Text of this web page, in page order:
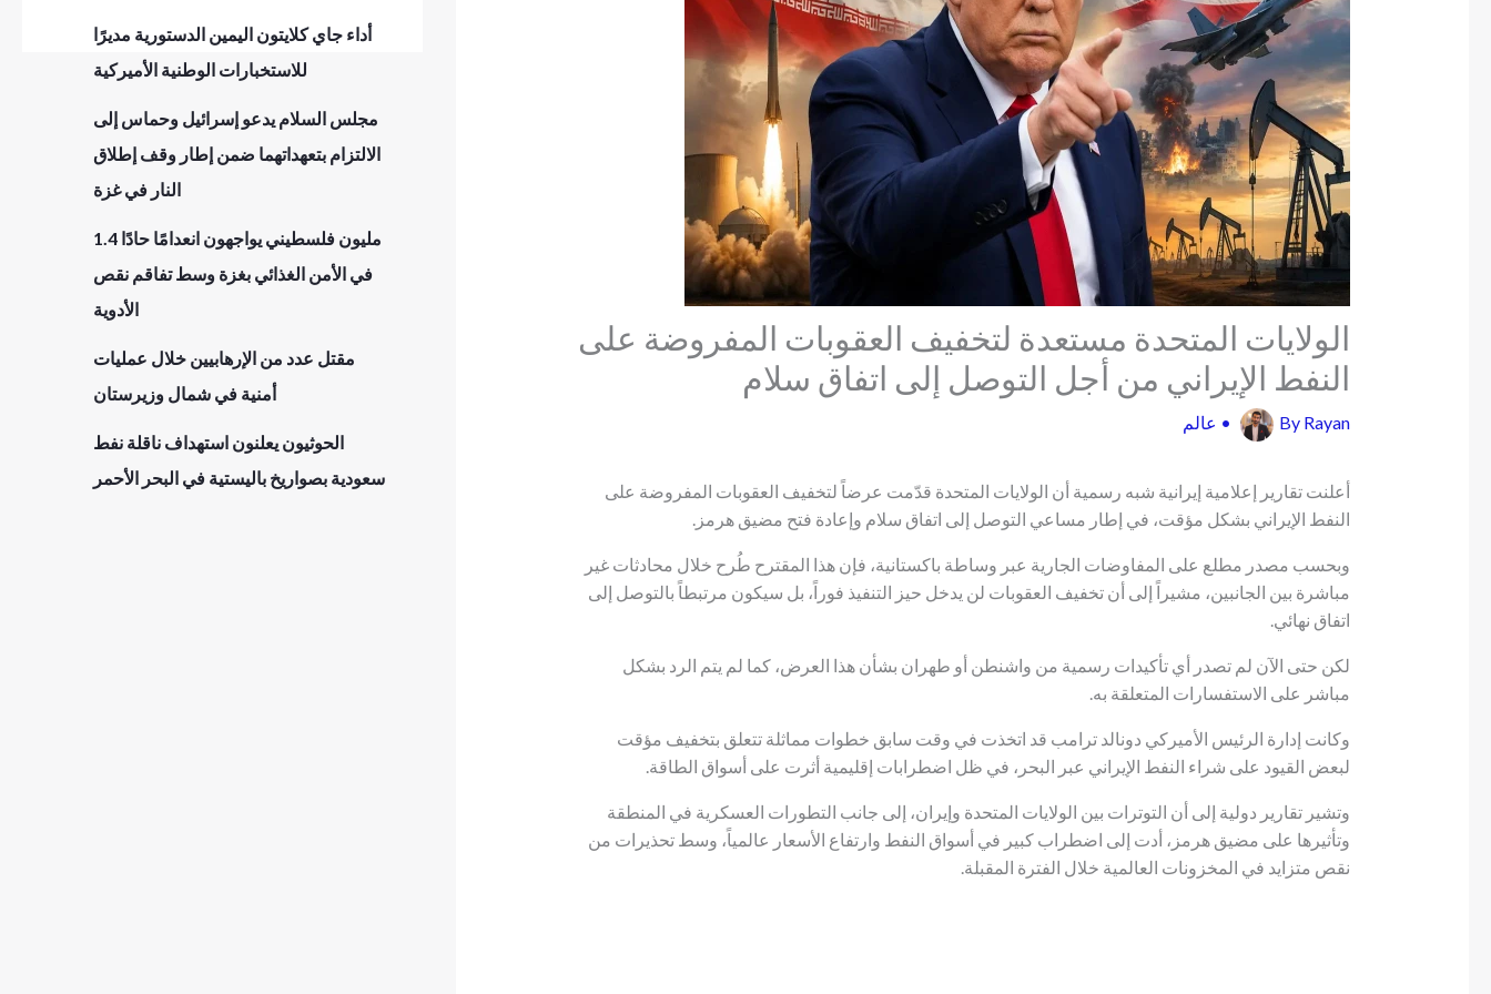
أداء جاي كلايتون اليمين الدستورية مديرًا
للاستخبارات الوطنية الأميركية
مجلس السلام يدعو إسرائيل وحماس إلى
الالتزام بتعهداتهما ضمن إطار وقف إطلاق
النار في غزة
1.4 مليون فلسطيني يواجهون انعدامًا حادًا
في الأمن الغذائي بغزة وسط تفاقم نقص
الأدوية
مقتل عدد من الإرهابيين خلال عمليات
أمنية في شمال وزيرستان
الحوثيون يعلنون استهداف ناقلة نفط
سعودية بصواريخ باليستية في البحر الأحمر
الولايات المتحدة مستعدة لتخفيف العقوبات المفروضة على
النفط الإيراني من أجل التوصل إلى اتفاق سلام
عالم • By Rayan
أعلنت تقارير إعلامية إيرانية شبه رسمية أن الولايات المتحدة قدّمت عرضاً لتخفيف العقوبات المفروضة على
النفط الإيراني بشكل مؤقت، في إطار مساعي التوصل إلى اتفاق سلام وإعادة فتح مضيق هرمز.
وبحسب مصدر مطلع على المفاوضات الجارية عبر وساطة باكستانية، فإن هذا المقترح طُرح خلال محادثات غير
مباشرة بين الجانبين، مشيراً إلى أن تخفيف العقوبات لن يدخل حيز التنفيذ فوراً، بل سيكون مرتبطاً بالتوصل إلى
اتفاق نهائي.
لكن حتى الآن لم تصدر أي تأكيدات رسمية من واشنطن أو طهران بشأن هذا العرض، كما لم يتم الرد بشكل
مباشر على الاستفسارات المتعلقة به.
وكانت إدارة الرئيس الأميركي دونالد ترامب قد اتخذت في وقت سابق خطوات مماثلة تتعلق بتخفيف مؤقت
لبعض القيود على شراء النفط الإيراني عبر البحر، في ظل اضطرابات إقليمية أثرت على أسواق الطاقة.
وتشير تقارير دولية إلى أن التوترات بين الولايات المتحدة وإيران، إلى جانب التطورات العسكرية في المنطقة
وتأثيرها على مضيق هرمز، أدت إلى اضطراب كبير في أسواق النفط وارتفاع الأسعار عالمياً، وسط تحذيرات من
نقص متزايد في المخزونات العالمية خلال الفترة المقبلة.